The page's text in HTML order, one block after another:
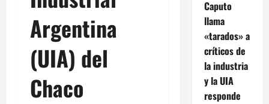
Argentina
(UIA) del
Chaco
Caputo
llama
«tarados» a
críticos de
la industria
y la UIA
responde